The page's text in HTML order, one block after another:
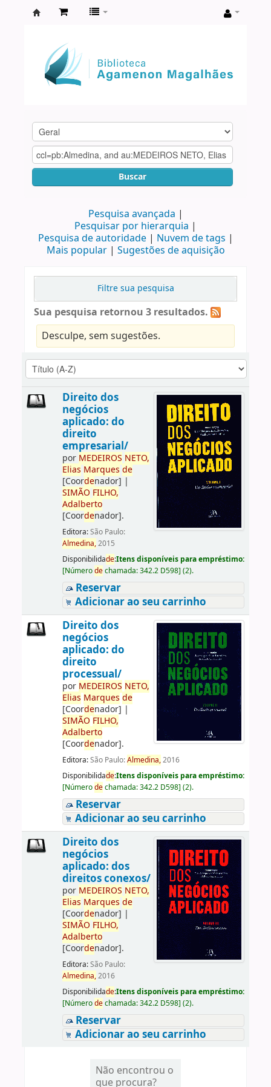
Agamenon
Magalhães
Buscar
Pesquisa avançada
Pesquisar por hierarquia
Pesquisa de autoridade
Nuvem de tags
Mais popular
Sugestões de aquisição
Filtre sua pesquisa
Sua pesquisa retornou 3 resultados.
Desculpe, sem sugestões.
Direito dos
negócios
aplicado: do
direito
empresarial/
por MEDEIROS NETO,
Elias Marques de
[Coordenador] |
SIMÃO FILHO,
Adalberto
[Coordenador].
Editora:São Paulo:
Almedina,2015
Disponibilidade:Itens disponíveis para empréstimo:
[Númerodechamada:342.2 D598] (2).
Reservar
Adicionar ao seu carrinho
Direito dos
negócios
aplicado: do
direito
processual/
por MEDEIROS NETO,
Elias Marques de
[Coordenador] |
SIMÃO FILHO,
Adalberto
[Coordenador].
Editora:São Paulo:Almedina,2016
Disponibilidade:Itens disponíveis para empréstimo:
[Númerodechamada:342.2 D598] (2).
Reservar
Adicionar ao seu carrinho
Direito dos
negócios
aplicado: dos
direitos conexos/
por MEDEIROS NETO,
Elias Marques de
[Coordenador] |
SIMÃO FILHO,
Adalberto
[Coordenador].
Editora:São Paulo:
Almedina,2016
Disponibilidade:Itens disponíveis para empréstimo:
[Númerodechamada:342.2 D598] (2).
Reservar
Adicionar ao seu carrinho
Não encontrou o
que procura?